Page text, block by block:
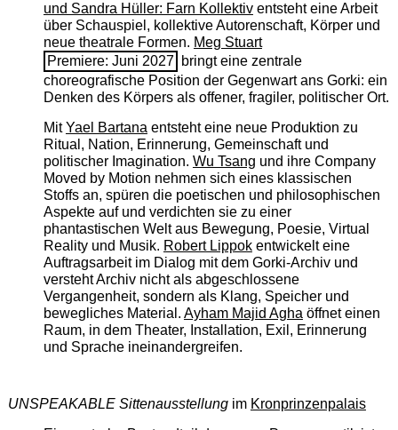
und Sandra Hüller: Farn Kollektiventsteht eine Arbeit
über Schauspiel, kollektive Autorenschaft, Körper und
neue theatrale Formen. Meg Stuart
Premiere: Juni 2027 bringt eine zentrale
choreografische Position der Gegenwart ans Gorki: ein
Denken des Körpers als offener, fragiler, politischer Ort.
MitYael Bartana entsteht eine neue Produktion zu
Ritual, Nation, Erinnerung, Gemeinschaft und
politischer Imagination. Wu Tsang und ihre Company
Moved by Motion nehmen sich eines klassischen
Stoffs an, spüren die poetischen und philosophischen
Aspekte auf und verdichten sie zu einer
phantastischen Welt aus Bewegung, Poesie, Virtual
Reality und Musik. Robert Lippokentwickelt eine
Auftragsarbeit im Dialog mit dem Gorki-Archiv und
versteht Archiv nicht als abgeschlossene
Vergangenheit, sondern als Klang, Speicher und
bewegliches Material. Ayham Majid Agha öffnet einen
Raum, in dem Theater, Installation, Exil, Erinnerung
und Sprache ineinandergreifen.
UNSPEAKABLE Sittenausstellungim Kronprinzenpalais